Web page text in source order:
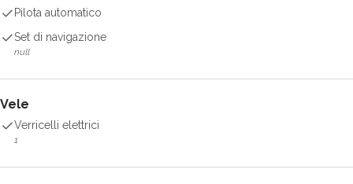
Pilota automatico
Set di navigazione
null
Vele
Verricelli elettrici
1